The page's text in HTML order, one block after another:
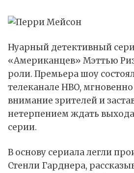
Нуарный детективный
«Американцев» Мэттью
роли. Премьера шоу
телеканале HBO,
внимание зрителей и
нетерпением ждать
серии.
В основу сериала легли
Стенли Гарднера,